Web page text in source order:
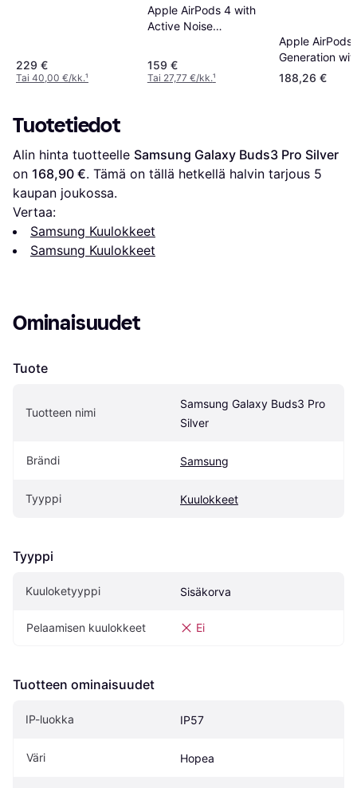
229 €
Tai 40,00 €/kk.¹
Apple AirPods 4 with
Active Noise
159 €
Tai 27,77 €/kk.¹
Apple AirPods
Generation
MagSafe
Case (USB-C)
188,26 €
Tuotetiedot
Alin hinta tuotteelle Samsung Galaxy Buds3 Pro Silver
on 168,90 €. Tämä on tällä hetkellä halvin tarjous 5
kaupan joukossa.
Vertaa:
Samsung Kuulokkeet
Samsung Kuulokkeet
Ominaisuudet
Tuote
Tuotteen nimi
Samsung Galaxy Buds3 Pro
Silver
Brändi Samsung
Tyyppi Kuulokkeet
Tyyppi
Kuuloketyyppi Sisäkorva
Pelaamisen kuulokkeet Ei
Tuotteen ominaisuudet
IP-luokka IP57
Väri Hopea